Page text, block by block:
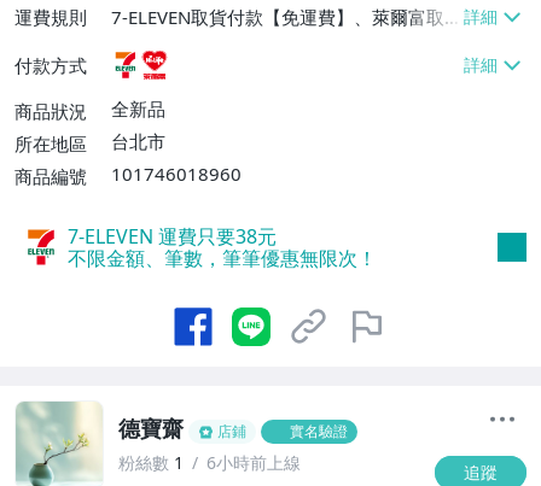
運費規則
7-ELEVEN取貨付款【免運費】、萊爾富取
貨付款【免運費】
付款方式
商品狀況
全新品
所在地區
台北市
商品編號
101746018960
7-ELEVEN 運費只要38元
不限金額、筆數，筆筆優惠無限次！
德寶齋 店鋪 實名驗證
粉絲數 1 6小時前上線 追蹤